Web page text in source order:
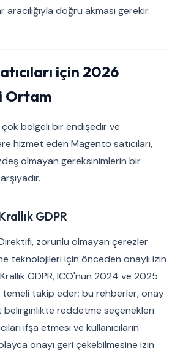
doğru akması gerekir.
için 2026
Ortam
çok bölgeli bir endişedir ve
hizmet eden Magento satıcıları,
olmayan gereksinimlerin bir
GDPR
zorunlu olmayan çerezler
teknolojileri için önceden onaylı izin
GDPR, ICO'nun 2024 ve 2025
temeli takip eder; bu rehberler, onay
belirginlikte reddetme seçenekleri
ifşa etmesi ve kullanıcıların
onayı geri çekebilmesine izin